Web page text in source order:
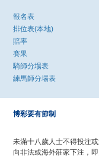
報名表
排位表(本地)
賠率
賽果
騎師分場表
練馬師分場表
博彩要有節制
未滿十八歲人士不得投注或
向非法或海外莊家下注，